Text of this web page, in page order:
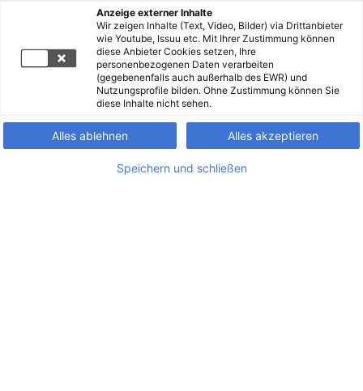
Anzeige externer Inhalte
Wir zeigen Inhalte (Text, Video, Bilder) via Drittanbieter
wie Youtube, Issuu etc. Mit Ihrer Zustimmung können
diese Anbieter Cookies setzen, Ihre
personenbezogenen Daten verarbeiten
(gegebenenfalls auch außerhalb des EWR) und
Nutzungsprofile bilden. Ohne Zustimmung können Sie
diese Inhalte nicht sehen.
Alles ablehnen Alles akzeptieren
Speichern und schließen